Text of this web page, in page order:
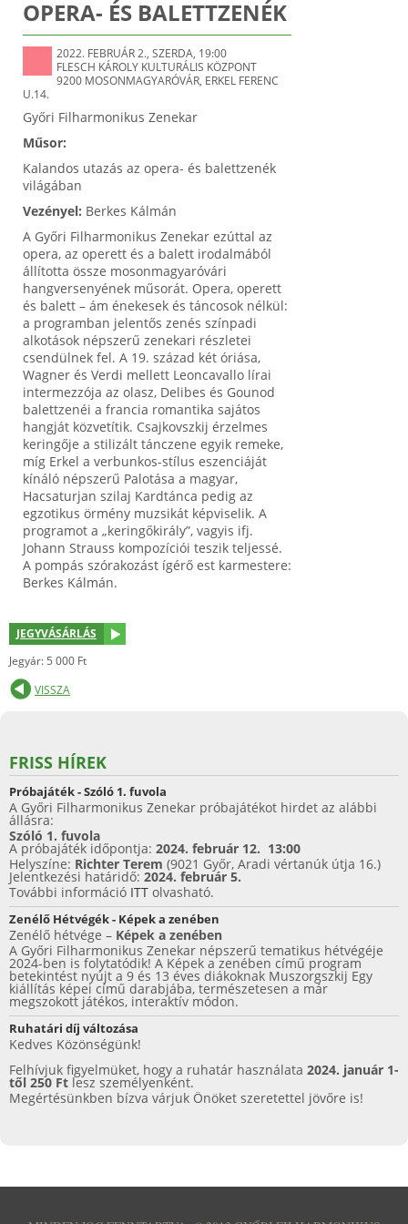
OPERA- ÉS BALETTZENÉK
2022. FEBRUÁR 2., SZERDA, 19:00
FLESCH KÁROLY KULTURÁLIS KÖZPONT
9200 MOSONMAGYARÓVÁR, ERKEL FERENC
U.14.
Győri Filharmonikus Zenekar
Műsor:
Kalandos utazás az opera- és balettzenék
világában
Vezényel: Berkes Kálmán
A Győri Filharmonikus Zenekar ezúttal az
opera, az operett és a balett irodalmából
állította össze mosonmagyaróvári
hangversenyének műsorát. Opera, operett
és balett – ám énekesek és táncosok nélkül:
a programban jelentős zenés színpadi
alkotások népszerű zenekari részletei
csendülnek fel. A 19. század két óriása,
Wagner és Verdi mellett Leoncavallo lírai
intermezzója az olasz, Delibes és Gounod
balettzenéi a francia romantika sajátos
hangját közvetítik. Csajkovszkij érzelmes
keringője a stilizált tánczene egyik remeke,
míg Erkel a verbunkos-stílus eszenciáját
kínáló népszerű Palotása a magyar,
Hacsaturjan szilaj Kardtánca pedig az
egzotikus örmény muzsikát képviselik. A
programot a „keringőkirály”, vagyis ifj.
Johann Strauss kompozíciói teszik teljessé.
A pompás szórakozást ígérő est karmestere:
Berkes Kálmán.
JEGYVÁSÁRLÁS
Jegyár: 5 000 Ft
VISSZA
FRISS HÍREK
Próbajáték - Szóló 1. fuvola
A Győri Filharmonikus Zenekar próbajátékot hirdet az alábbi
állásra:
Szóló 1. fuvola
A próbajáték időpontja: 2024. február 12. 13:00
Helyszíne: Richter Terem (9021 Győr, Aradi vértanúk útja 16.)
Jelentkezési határidő: 2024. február 5.
További információ ITT olvasható.
Zenélő Hétvégék - Képek a zenében
Zenélő hétvége – Képek a zenében
A Győri Filharmonikus Zenekar népszerű tematikus hétvégéje
2024-ben is folytatódik! A Képek a zenében című program
betekintést nyújt a 9 és 13 éves diákoknak Muszorgszkij Egy
kiállítás képei című darabjába, természetesen a már
megszokott játékos, interaktív módon.
Ruhatári díj változása
Kedves Közönségünk!
Felhívjuk figyelmüket, hogy a ruhatár használata 2024. január 1-
től 250 Ft lesz személyenként.
Megértésünkben bízva várjuk Önöket szeretettel jövőre is!